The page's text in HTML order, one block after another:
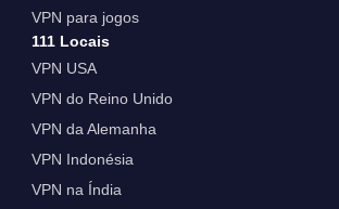
VPN para jogos
111 Locais
VPN USA
VPN do Reino Unido
VPN da Alemanha
VPN Indonésia
VPN na Índia